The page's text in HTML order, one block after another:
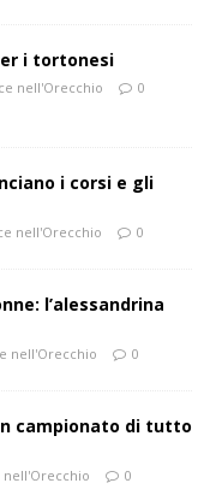
i tortonesi
nell'Orecchio 0
i corsi e gli
nell'Orecchio 0
l’alessandrina
nell'Orecchio 0
campionato di tutto
nell'Orecchio 0